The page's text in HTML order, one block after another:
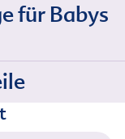
für Babys